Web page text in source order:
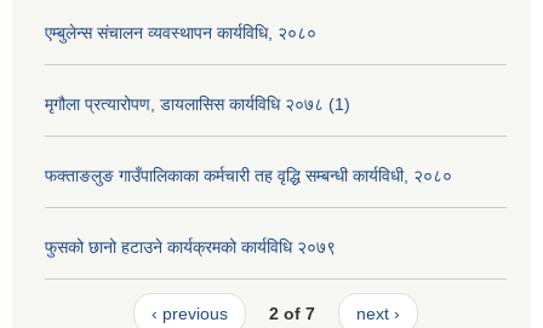
एम्बुलेन्स संचालन व्यवस्थापन कार्यविधि, २०८०
मृगौला प्रत्यारोपण, डायलासिस कार्यविधि २०७८ (1)
फक्ताङलुङ गाउँपालिकाका कर्मचारी तह वृद्धि सम्बन्धी कार्यविधी, २०८०
फुसको छानो हटाउने कार्यक्रमको कार्यविधि २०७९
‹ previous 2 of 7 next ›